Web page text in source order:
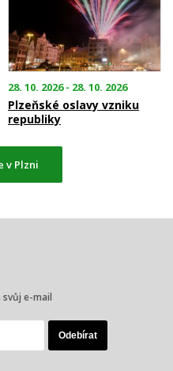
28. 10. 2026 - 28. 10. 2026
Plzeňské oslavy vzniku
republiky
v Plzni
e-mail